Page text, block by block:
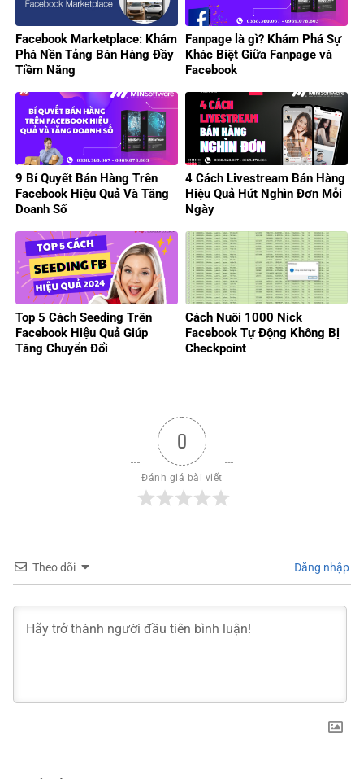
Facebook Marketplace: Khám
Phá Nền Tảng Bán Hàng Đầy
Tiềm Năng
Fanpage là gì? Khám Phá Sự
Khác Biệt Giữa Fanpage và
Facebook
9 Bí Quyết Bán Hàng Trên
Facebook Hiệu Quả Và Tăng
Doanh Số
4 Cách Livestream Bán Hàng
Hiệu Quả Hút Nghìn Đơn Mỗi
Ngày
Top 5 Cách Seeding Trên
Facebook Hiệu Quả Giúp
Tăng Chuyển Đổi
Cách Nuôi 1000 Nick
Facebook Tự Động Không Bị
Checkpoint
0
Đánh giá bài viết
Theo dõi Đăng nhập